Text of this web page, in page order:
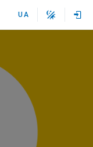
UA